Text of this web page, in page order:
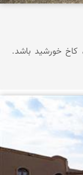
کاخ خورشید باشد.